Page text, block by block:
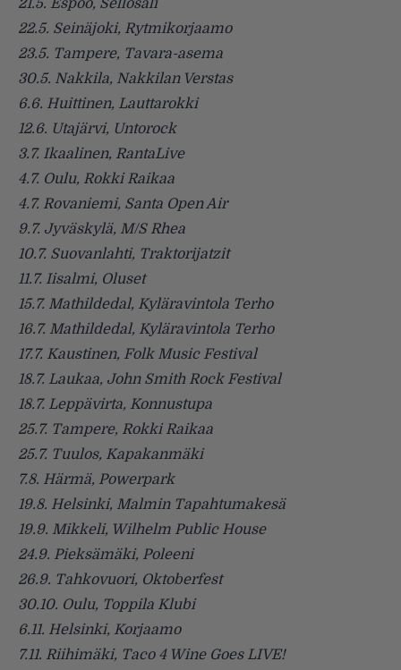
21.5. Espoo, Sellosali
22.5. Seinäjoki, Rytmikorjaamo
23.5. Tampere, Tavara-asema
30.5. Nakkila, Nakkilan Verstas
6.6. Huittinen, Lauttarokki
12.6. Utajärvi, Untorock
3.7. Ikaalinen, RantaLive
4.7. Oulu, Rokki Raikaa
4.7. Rovaniemi, Santa Open Air
9.7. Jyväskylä, M/S Rhea
10.7. Suovanlahti, Traktorijatzit
11.7. Iisalmi, Oluset
15.7. Mathildedal, Kyläravintola Terho
16.7. Mathildedal, Kyläravintola Terho
17.7. Kaustinen, Folk Music Festival
18.7. Laukaa, John Smith Rock Festival
18.7. Leppävirta, Konnustupa
25.7. Tampere, Rokki Raikaa
25.7. Tuulos, Kapakanmäki
7.8. Härmä, Powerpark
19.8. Helsinki, Malmin Tapahtumakesä
19.9. Mikkeli, Wilhelm Public House
24.9. Pieksämäki, Poleeni
26.9. Tahkovuori, Oktoberfest
30.10. Oulu, Toppila Klubi
6.11. Helsinki, Korjaamo
7.11. Riihimäki, Taco 4 Wine Goes LIVE!